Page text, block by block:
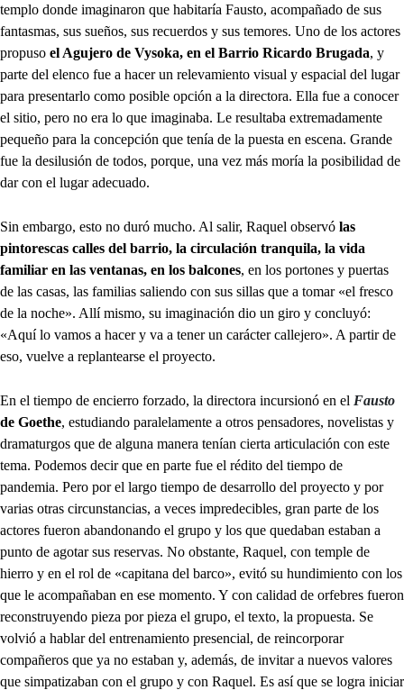
templo donde imaginaron que habitaría Fausto, acompañado de sus
fantasmas, sus sueños, sus recuerdos y sus temores. Uno de los actores
propuso el Agujero de Vysoka, en el Barrio Ricardo Brugada, y
parte del elenco fue a hacer un relevamiento visual y espacial del lugar
para presentarlo como posible opción a la directora. Ella fue a conocer
el sitio, pero no era lo que imaginaba. Le resultaba extremadamente
pequeño para la concepción que tenía de la puesta en escena. Grande
fue la desilusión de todos, porque, una vez más moría la posibilidad de
dar con el lugar adecuado.
Sin embargo, esto no duró mucho. Al salir, Raquel observó las
pintorescas calles del barrio, la circulación tranquila, la vida
familiar en las ventanas, en los balcones, en los portones y puertas
de las casas, las familias saliendo con sus sillas que a tomar «el fresco
de la noche». Allí mismo, su imaginación dio un giro y concluyó:
«Aquí lo vamos a hacer y va a tener un carácter callejero». A partir de
eso, vuelve a replantearse el proyecto.
En el tiempo de encierro forzado, la directora incursionó en el Fausto
de Goethe, estudiando paralelamente a otros pensadores, novelistas y
dramaturgos que de alguna manera tenían cierta articulación con este
tema. Podemos decir que en parte fue el rédito del tiempo de
pandemia. Pero por el largo tiempo de desarrollo del proyecto y por
varias otras circunstancias, a veces impredecibles, gran parte de los
actores fueron abandonando el grupo y los que quedaban estaban a
punto de agotar sus reservas. No obstante, Raquel, con temple de
hierro y en el rol de «capitana del barco», evitó su hundimiento con los
que le acompañaban en ese momento. Y con calidad de orfebres fueron
reconstruyendo pieza por pieza el grupo, el texto, la propuesta. Se
volvió a hablar del entrenamiento presencial, de reincorporar
compañeros que ya no estaban y, además, de invitar a nuevos valores
que simpatizaban con el grupo y con Raquel. Es así que se logra iniciar